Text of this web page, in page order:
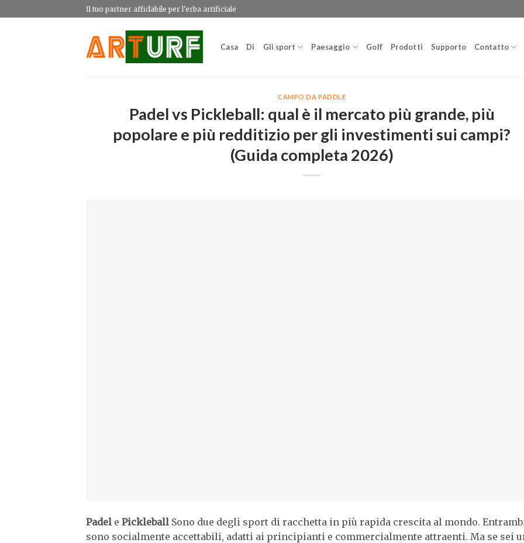
ai
Il tuo partner affidabile per l'erba artificiale
Casa Di Gli sport Paesaggio Golf Prodotti Supporto Contatto
CAMPO DA PADDLE
Padel vs Pickleball: qual è il mercato più grande, più
popolare e più redditizio per gli investimenti sui campi?
(Guida completa 2026)
Padel e Pickleball Sono due degli sport di racchetta in più rapida crescita al mondo.
sono socialmente accettabili, adatti ai principianti e commercialmente attraenti. Ma se sei